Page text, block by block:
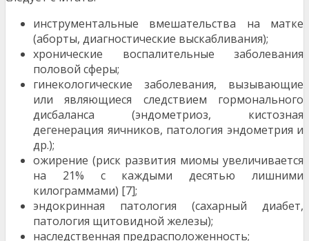
инструментальные вмешательства на матке
(аборты, диагностические выскабливания);
хронические воспалительные заболевания
половой сферы;
гинекологические заболевания, вызываю­щие
или являющиеся следствием гормона­льного
дисбаланса (эндометриоз, кистозная
дегенерация яичников, патология эндомет­рия и
др.);
ожирение (риск развития миомы увеличива­ется
на 21% с каждыми десятью лишними
килограммами) [7];
эндокринная патология (сахарный диабет,
патология щитовидной железы);
наследственная предрасположенность;